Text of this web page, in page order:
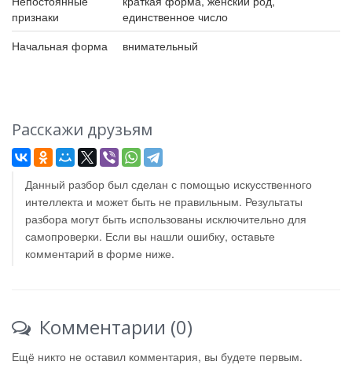
признаки
единственное число
Начальная форма
внимательный
Расскажи друзьям
Данный разбор был сделан с помощью искусственного
интеллекта и может быть не правильным. Результаты
разбора могут быть использованы исключительно для
самопроверки. Если вы нашли ошибку, оставьте
комментарий в форме ниже.
Комментарии (0)
Ещё никто не оставил комментария, вы будете первым.